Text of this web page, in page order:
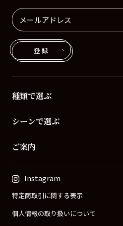
登録
種類で選ぶ
シーンで選ぶ
ご案内
Instagram
特定商取引に関する表示
個人情報の取り扱いについて